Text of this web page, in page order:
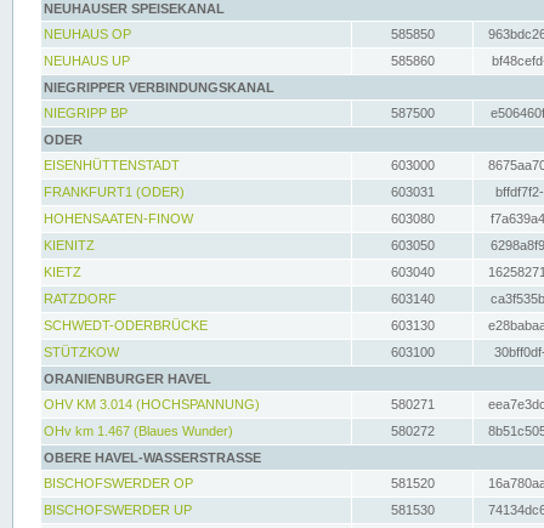
NEUHAUSER SPEISEKANAL
NEUHAUS OP
585850
NEUHAUS UP
585860
NIEGRIPPER VERBINDUNGSKANAL
NIEGRIPP BP
587500
ODER
EISENHÜTTENSTADT
603000
FRANKFURT1 (ODER)
603031
HOHENSAATEN-FINOW
603080
KIENITZ
603050
KIETZ
603040
RATZDORF
603140
SCHWEDT-ODERBRÜCKE
603130
STÜTZKOW
603100
ORANIENBURGER HAVEL
OHV KM 3.014 (HOCHSPANNUNG)
580271
OHv km 1.467 (Blaues Wunder)
580272
OBERE HAVEL-WASSERSTRASSE
BISCHOFSWERDER OP
581520
BISCHOFSWERDER UP
581530